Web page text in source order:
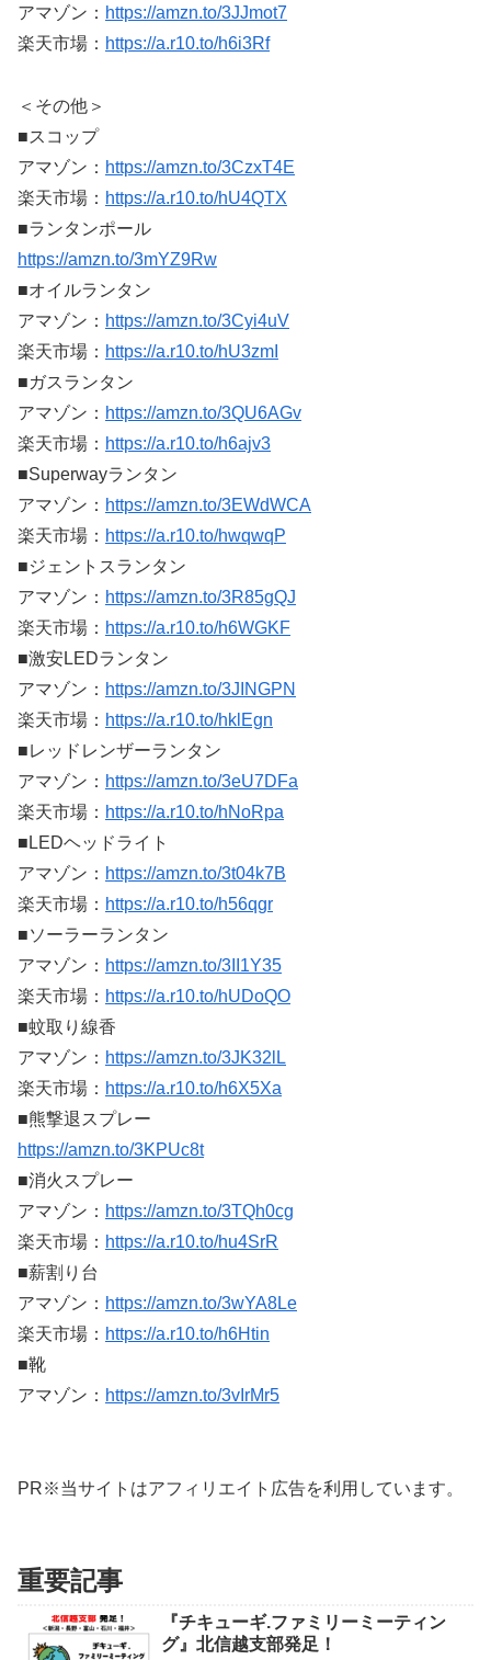
アマゾン： https://amzn.to/3JJmot7
楽天市場： https://a.r10.to/h6i3Rf
＜その他＞
■スコップ
アマゾン： https://amzn.to/3CzxT4E
楽天市場： https://a.r10.to/hU4QTX
■ランタンポール
https://amzn.to/3mYZ9Rw
■オイルランタン
アマゾン： https://amzn.to/3Cyi4uV
楽天市場： https://a.r10.to/hU3zmI
■ガスランタン
アマゾン： https://amzn.to/3QU6AGv
楽天市場： https://a.r10.to/h6ajv3
■Superwayランタン
アマゾン： https://amzn.to/3EWdWCA
楽天市場： https://a.r10.to/hwqwqP
■ジェントスランタン
アマゾン： https://amzn.to/3R85gQJ
楽天市場： https://a.r10.to/h6WGKF
■激安LEDランタン
アマゾン： https://amzn.to/3JINGPN
楽天市場： https://a.r10.to/hklEgn
■レッドレンザーランタン
アマゾン： https://amzn.to/3eU7DFa
楽天市場： https://a.r10.to/hNoRpa
■LEDヘッドライト
アマゾン： https://amzn.to/3t04k7B
楽天市場： https://a.r10.to/h56qgr
■ソーラーランタン
アマゾン： https://amzn.to/3II1Y35
楽天市場： https://a.r10.to/hUDoQO
■蚊取り線香
アマゾン： https://amzn.to/3JK32lL
楽天市場： https://a.r10.to/h6X5Xa
■熊撃退スプレー
https://amzn.to/3KPUc8t
■消火スプレー
アマゾン： https://amzn.to/3TQh0cg
楽天市場： https://a.r10.to/hu4SrR
■薪割り台
アマゾン： https://amzn.to/3wYA8Le
楽天市場： https://a.r10.to/h6Htin
■靴
アマゾン： https://amzn.to/3vIrMr5
PR※当サイトはアフィリエイト広告を利用しています。
重要記事
『チキューギ.ファミリーミーティン
グ』北信越支部発足！